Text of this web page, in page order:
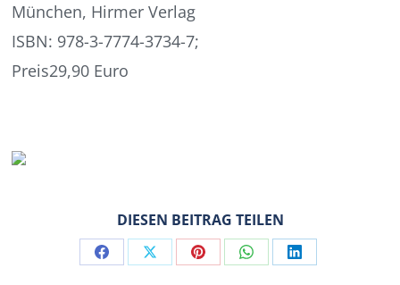
München, Hirmer Verlag
ISBN: 978-3-7774-3734-7;
Preis29,90 Euro
DIESEN BEITRAG TEILEN
Share Share Share Share Share